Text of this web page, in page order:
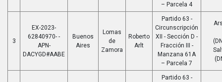
– Parcela 4
3
EX-2023-
62840970- -
APN-
DACYGD#AABE
Buenos
Aires
Lomas
de
Zamora
Roberto
Arlt
Partido 63 -
Circunscripción
XII - Sección D -
Fracción III -
Manzana 61A
– Parcela 7
Partido 63 -